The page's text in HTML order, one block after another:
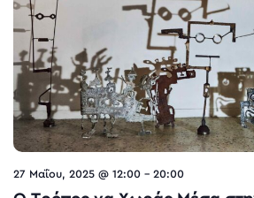
27 Μαΐου, 2025 @ 12:00 - 20:00